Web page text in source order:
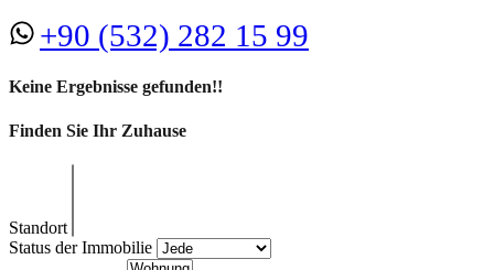
+90 (532) 282 15 99
Keine Ergebnisse gefunden!!
Finden Sie Ihr Zuhause
Standort
Status der Immobilie